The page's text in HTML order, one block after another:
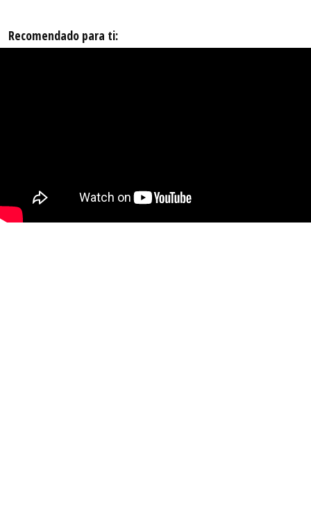
Recomendado para ti: